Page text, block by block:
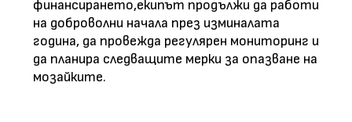
финансирането,екипът продължи да работи
на доброволни начала през изминалата
година, да провежда регулярен мониторинг и
да планира следващите мерки за опазване на
мозайките.